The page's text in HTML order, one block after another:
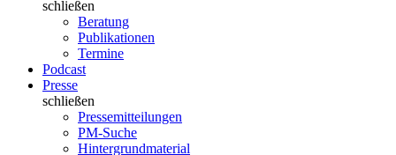
schließen
Beratung
Publikationen
Termine
Podcast
Presse
schließen
Pressemitteilungen
PM-Suche
Hintergrundmaterial